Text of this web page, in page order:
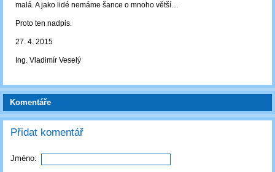
malá. A jako lidé nemáme šance o mnoho větší…
Proto ten nadpis.
27. 4. 2015
Ing. Vladimír Veselý
Komentáře
Přidat komentář
Jméno: